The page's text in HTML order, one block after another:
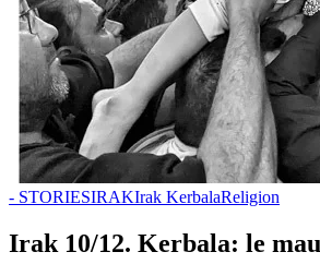
- STORIESIRAKIrak KerbalaReligion
Irak 10/12. Kerbala: le